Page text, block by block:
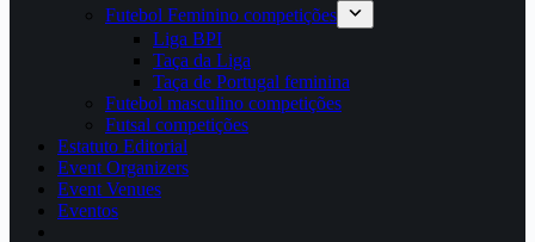
Futebol Feminino competições
Liga BPI
Taça da Liga
Taça de Portugal feminina
Futebol masculino competições
Futsal competições
Estatuto Editorial
Event Organizers
Event Venues
Eventos